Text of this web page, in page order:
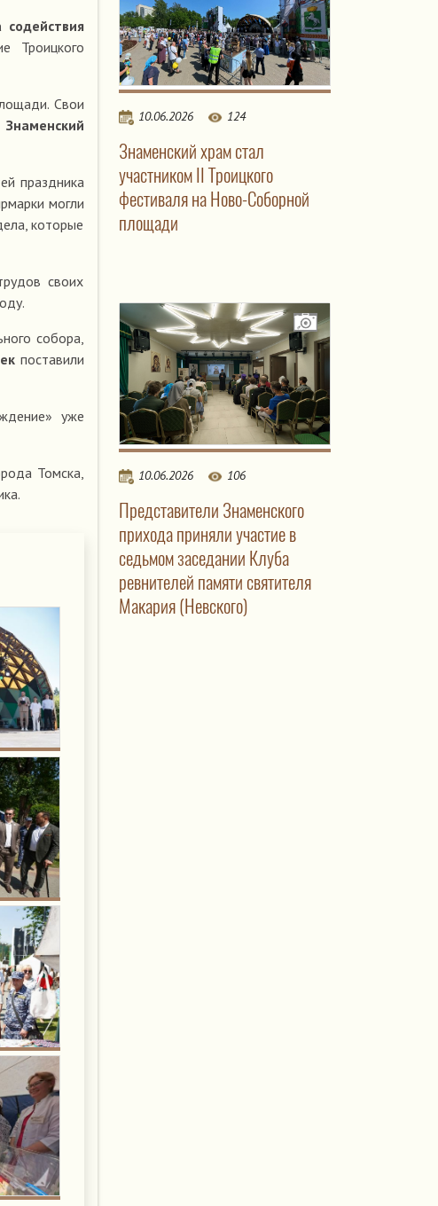
Троицкого
Свои
праздника
могли
которые
своих
собора,
поставили
уже
Томска,
10.06.2026 124
Знаменский храм стал
участником II Троицкого
фестиваля на Ново-Соборной
площади
10.06.2026 106
Представители Знаменского
прихода приняли участие в
седьмом заседании Клуба
ревнителей памяти святителя
Макария (Невского)